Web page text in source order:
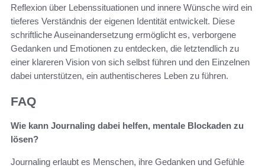
Reflexion über Lebenssituationen und innere Wünsche wird ein
tieferes Verständnis der eigenen Identität entwickelt. Diese
schriftliche Auseinandersetzung ermöglicht es, verborgene
Gedanken und Emotionen zu entdecken, die letztendlich zu
einer klareren Vision von sich selbst führen und den Einzelnen
dabei unterstützen, ein authentischeres Leben zu führen.
FAQ
Wie kann Journaling dabei helfen, mentale Blockaden zu
lösen?
Journaling erlaubt es Menschen, ihre Gedanken und Gefühle